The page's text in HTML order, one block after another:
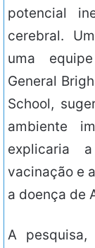
potencial
cerebral.
uma
General
School,
ambiente
explicaria
vacinação e
a doença de
A